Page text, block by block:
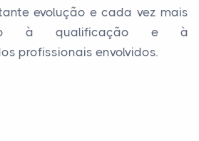
evolução e cada vez mais
à qualificação e à
profissionais envolvidos.